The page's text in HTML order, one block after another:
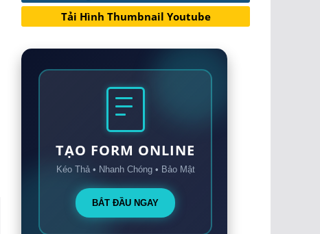
Tải Hình Thumbnail Youtube
TẠO FORM ONLINE
Kéo Thả • Nhanh Chóng • Bảo Mật
BẮT ĐẦU NGAY